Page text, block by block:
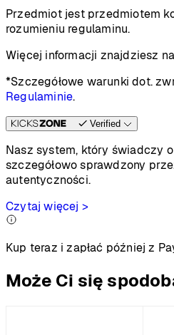
Przedmiot jest przedmiotem
rozumieniu regulaminu.
Więcej informacji znajdziesz na
*Szczegółowe warunki dot.
Regulaminie.
Verified
Nasz system, który świadczy
szczegółowo sprawdzony
autentyczności.
Czytaj więcej >
Kup teraz i zapłać później z
Może Ci się